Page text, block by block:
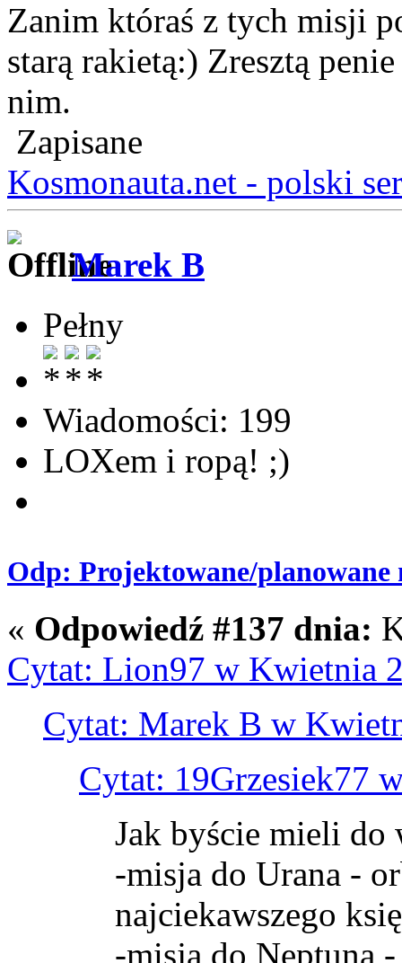
Zanim któraś z tych misji
starą rakietą:) Zresztą
nim.
Zapisane
Kosmonauta.net - polski
Marek B
Pełny
Wiadomości: 199
LOXem i ropą! ;)
Odp: Projektowane/
« Odpowiedź #137 dnia:
Cytat: Lion97 w Kwietnia
Cytat: Marek B w
Cytat: 19Grzesiek77
Jak byście mieli do
-misja do Urana -
najciekawszego
-misja do Neptuna